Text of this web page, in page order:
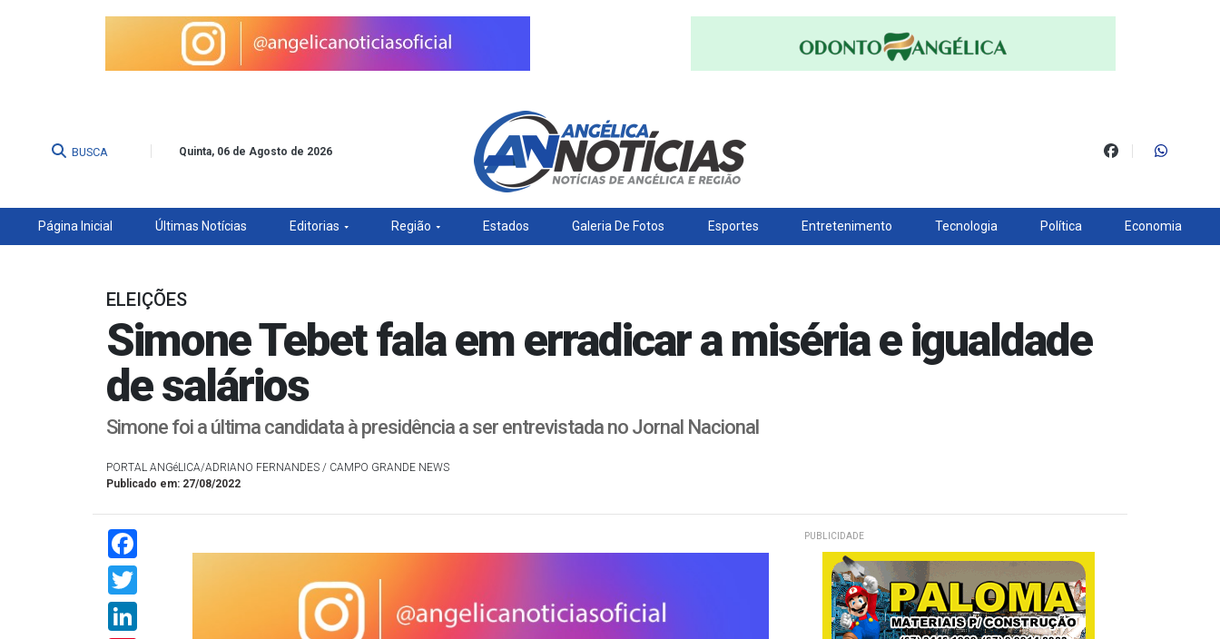
BUSCA Quinta, 06 de Agosto de 2026
Página Inicial Últimas Notícias Editorias Região Estados Galeria De Fotos Esportes Entretenimento Tecnologia Política Economia
ELEIÇÕES
Simone Tebet fala em erradicar a miséria e igualdade
de salários
Simone foi a última candidata à presidência a ser entrevistada no Jornal Nacional
PORTAL ANGéLICA/ADRIANO FERNANDES / CAMPO GRANDE NEWS
Publicado em: 27/08/2022
PUBLICIDADE